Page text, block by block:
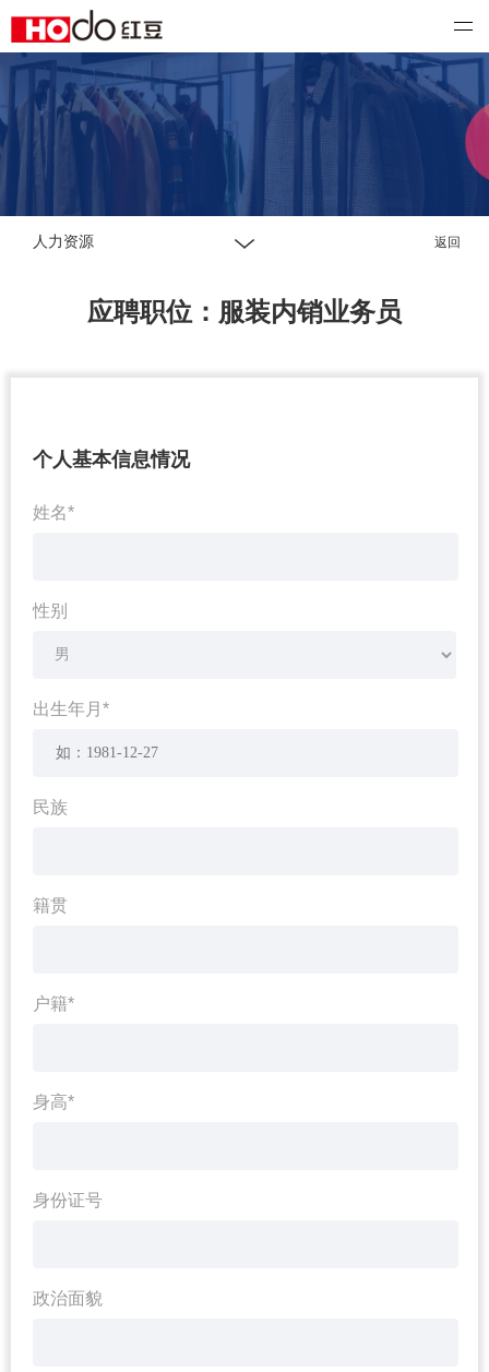
红豆国际
人力资源 返回
应聘职位：服装内销业务员
个人基本信息情况
姓名*
性别
出生年月*
民族
籍贯
户籍*
身高*
身份证号
政治面貌